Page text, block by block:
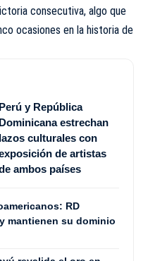
consecutiva, algo que
ocasiones en la historia de
Perú y República
Dominicana estrechan
lazos culturales con
de artistas
ambos países
RD
mantienen su dominio